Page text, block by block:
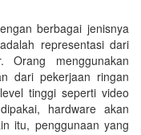
berbagai jenisnya
representasi dari
menggunakan
dari pekerjaan ringan
tinggi seperti video
hardware akan
itu, penggunaan yang